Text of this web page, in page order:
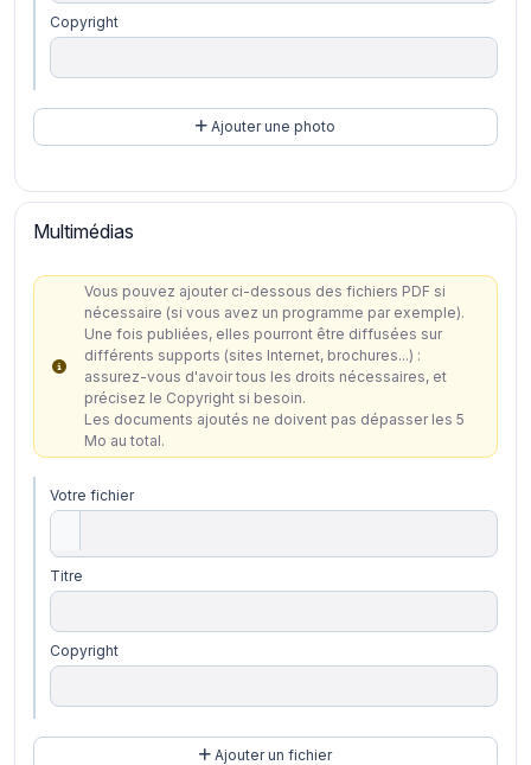
Copyright
Ajouter une photo
Multimédias
Vous pouvez ajouter ci-dessous des fichiers PDF si
nécessaire (si vous avez un programme par exemple).
Une fois publiées, elles pourront être diffusées sur
différents supports (sites Internet, brochures...) :
assurez-vous d'avoir tous les droits nécessaires, et
précisez le Copyright si besoin.
Les documents ajoutés ne doivent pas dépasser les 5
Mo au total.
Votre fichier
Titre
Copyright
Ajouter un fichier